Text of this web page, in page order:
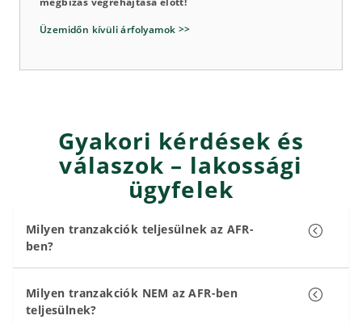
Üzemidőn kívüli árfolyamok >>
Gyakori kérdések és
válaszok – lakossági
ügyfelek
Milyen tranzakciók teljesülnek az AFR-
ben?
Milyen tranzakciók NEM az AFR-ben
teljesülnek?